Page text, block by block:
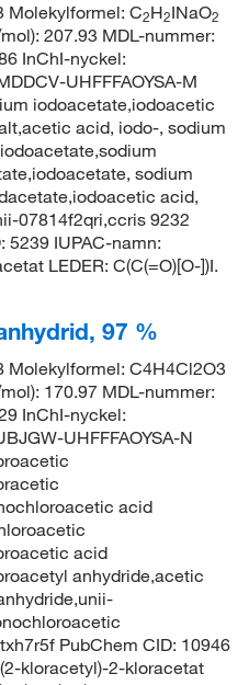
Molekylformel: C2H2INaO2
207.93 MDL-nummer:
InChI-nyckel:
UHFFFAOYSA-M
iodoacetate,iodoacetic
acid, iodo-, sodium
sodium
acid,
07814f2qri,ccris 9232
5239 IUPAC-namn:
LEDER: C(C(=O)[O-])I.
97 %
Molekylformel: C4H4Cl2O3
170.97 MDL-nummer:
InChI-nyckel:
UHFFFAOYSA-N
acid
acid
anhydride,acetic
PubChem CID: 10946
kloracetyl)-2-kloracetat